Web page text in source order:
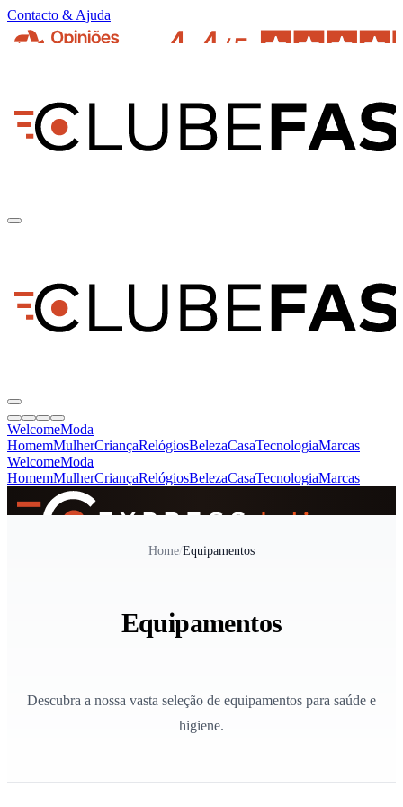
Contacto & Ajuda
WelcomeModa
HomemMulherCriançaRelógiosBelezaCasaTecnologiaMarcas
WelcomeModa
HomemMulherCriançaRelógiosBelezaCasaTecnologiaMarcas
Home/Equipamentos
Equipamentos
Descubra a nossa vasta seleção de equipamentos para saúde e
higiene.